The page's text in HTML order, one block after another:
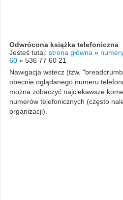
Odwrócona książka telefoniczna
Jesteś tutaj: strona główna »
60 » 536 77 60 21
Nawigacja wstecz (tzw.
obecnie oglądanego numeru
można zobaczyć najciekawsze
numerów telefonicznych (często
organizacji).